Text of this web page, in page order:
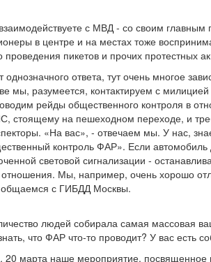
с МВД - со своим главным
в центре и на местах тоже
проведения пикетов и прочих протестных
ответа, тут очень многое
мы, разумеется, контактируем с
рейды общественного контроля в
стоящему на пешеходном переходе, и
«На вас», - отвечаем мы. У нас,
контроль ФАР». Если
световой сигнализации -
Мы, например, очень хорошо
общаемся с ГИБДД Москвы.
людей собирала самая массовая
что ФАР что-то проводит? У вас есть
20 марта наше мероприятие, посвященное